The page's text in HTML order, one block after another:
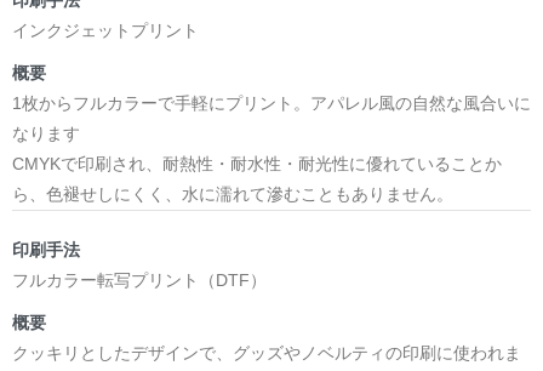
小説 [弛まぬ言霊] 挿画&グッズカタログ
<デザイン画集:Comics Style Version.>
＜著者:挿画作成＞ 凛々風 猛 -リリカゼタケル
日本語版: https://amzn.asia/d/fxD6D5U
小説 [弛まぬ言霊] <挿画:スケッチ&塗り絵ver.>
-挿画デザイン画集&グッズカタログ-
＜著者/小説:作詞:挿画作成＞
https://amzn.asia/d/0dgbLm4e
<デザイン画集&グッズカタログ>
インクジェットプリント
概要
1枚からフルカラーで手軽にプリント。アパレル風の自然な風合いに
なります
CMYKで印刷され、耐熱性・耐水性・耐光性に優れていることか
ら、色褪せしにくく、水に濡れて滲むこともありません。
印刷手法
フルカラー転写プリント（DTF）
概要
クッキリとしたデザインで、グッズやノベルティの印刷に使われま